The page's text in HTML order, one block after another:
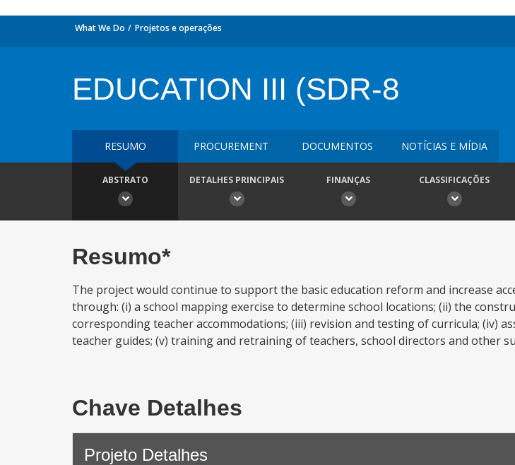
What We Do Projetos e operações
EDUCATION III (SDR-8
RESUMO PROCUREMENT DOCUMENTOS NOTÍCIAS E MÍDIA
ABSTRATO DETALHES PRINCIPAIS FINANÇAS CLASSIFICAÇÕES
Resumo*
The project would continue to support the basic education reform and increase
through: (i) a school mapping exercise to determine school locations; (ii) the
corresponding teacher accommodations; (iii) revision and testing of curricula; (iv)
teacher guides; (v) training and retraining of teachers, school directors and other
Chave Detalhes
Projeto Detalhes